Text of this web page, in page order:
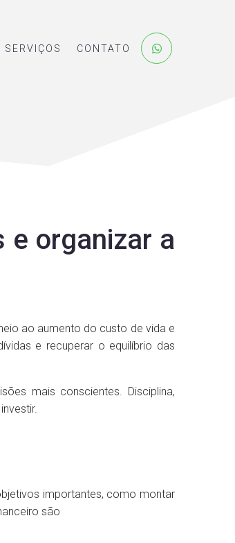
SERVIÇOS CONTATO
e organizar a
ao aumento do custo de vida e
e recuperar o equilíbrio das
mais conscientes. Disciplina,
importantes, como montar
são